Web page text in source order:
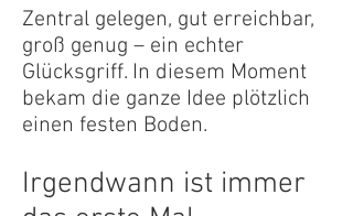
Zentral gelegen, gut erreichbar,
groß genug – ein echter
Glücksgriff. In diesem Moment
bekam die ganze Idee plötzlich
einen festen Boden.
Irgendwann ist immer